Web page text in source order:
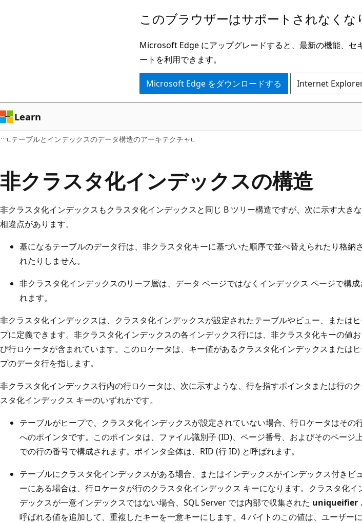
ン
ツ
に
ス
ッ
プ
このブラウザーはサポートされなくな
Microsoft Edge にアップグレードすると、最新の機能、セ
ートを利用できます。
Microsoft Edge をダウンロードする Internet
Learn
テーブルとインデックスのデータ構造のアーキテクチャ
非クラスタ化インデックスの構造
非クラスタ化インデックスもクラスタ化インデックスと同じ B ツリー構造ですが、次に示す大きな
相違点があります。
基になるテーブルのデータ行は、非クラスタ化キーに基づいた順序で並べ替えられたり格納さ
れたりしません。
非クラスタ化インデックスのリーフ層は、データ ページではなくインデックス ページで構成
れます。
非クラスタ化インデックスは、クラスタ化インデックスが設定されたテーブルやビュー、または
プに定義できます。非クラスタ化インデックスの各インデックス行には、非クラスタ化キーの値お
び行ロケータが含まれています。このロケータは、キー値があるクラスタ化インデックスまたは
プのデータ行を指します。
非クラスタ化インデックス行内の行ロケータは、次に示すような、行を指すポインタまたは行のク
スタ化インデックス キーのいずれかです。
テーブルがヒープで、クラスタ化インデックスが設定されていない場合、行ロケータはその
へのポインタです。このポインタは、ファイル識別子 (ID)、ページ番号、およびそのページ
での行の番号で構成されます。ポインタ全体は、RID (行 ID) と呼ばれます。
テーブルにクラスタ化インデックスがある場合、またはインデックスがインデックス付きビ
ーにある場合は、行ロケータが行のクラスタ化インデックス キーになります。クラスタ化イ
デックスが一意インデックスではない場合、SQL Server では内部で収集された uniqueifier
呼ばれる値を追加して、重複したキーを一意キーにします。4 バイトのこの値は、ユーザーに